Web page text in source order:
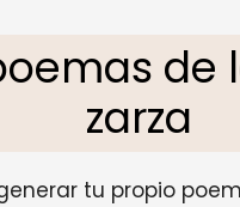
de
zarza
tu propio